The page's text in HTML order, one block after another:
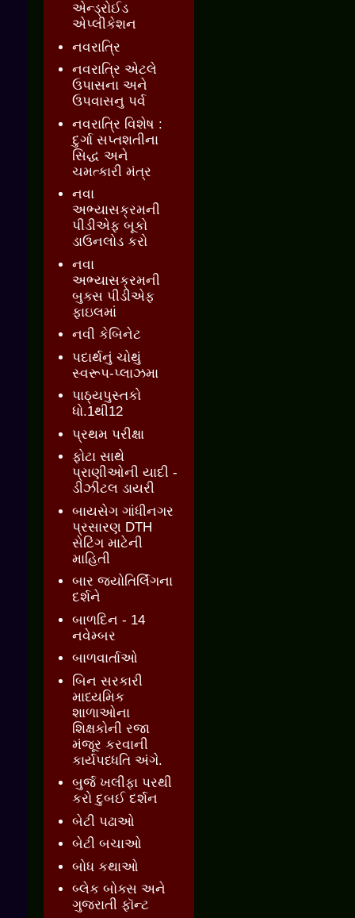
એન્ડ્રોઈડ
એપ્લીકેશન
નવરાત્રિ
નવરાત્રિ એટલે
ઉપાસના અને
ઉપવાસનુ પર્વ
નવરાત્રિ વિશેષ :
દુર્ગા સપ્તશતીના
સિદ્ધ અને
ચમત્કારી મંત્ર
નવા
અભ્યાસક્રમની
પીડીએફ બૂકો
ડાઉનલોડ કરો
નવા
અભ્યાસક્રમની
બુક્સ પીડીએફ
ફાઇલમાં
નવી કેબિનેટ
પદાર્થનું ચોથું
સ્વરૂપ-પ્લાઝમા
પાઠ્યપુસ્તકો
ધો.1થી12
પ્રથમ પરીક્ષા
ફોટા સાથે
પ્રાણીઓની યાદી -
ડીઝીટલ ડાયરી
બાયસેગ ગાંધીનગર
પ્રસારણ DTH
સેટિંગ માટેની
માહિતી
બાર જ્‍યોતિર્લિંગના
દર્શને
બાળદિન - 14
નવેમ્બર
બાળવાર્તાઓ
બિન સરકારી
માધ્યમિક
શાળાઓના
શિક્ષકોની રજા
મંજૂર કરવાની
કાર્યપધ્ધતિ અંગે.
બુર્જ ખલીફા પરથી
કરો દુબઈ દર્શન
બેટી પઢાઓ
બેટી બચાઓ
બોધ કથાઓ
બ્લેક બોક્સ અને
ગુજરાતી ફૉન્ટ